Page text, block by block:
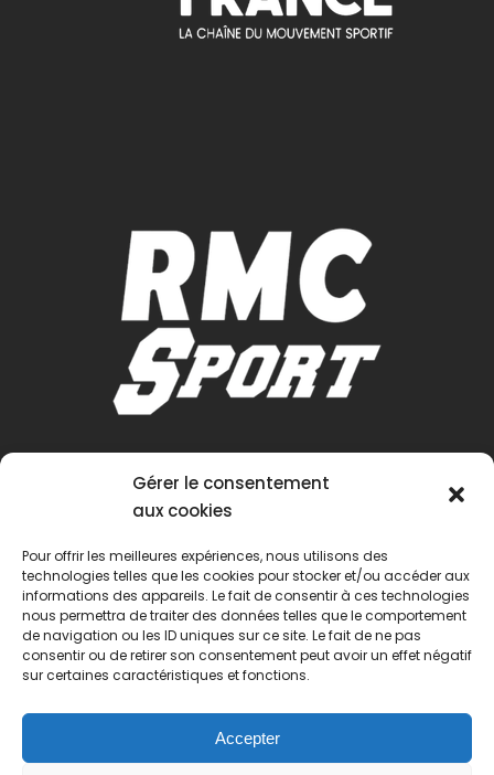
Gérer le consentement
aux cookies
Pour offrir les meilleures expériences, nous utilisons des
technologies telles que les cookies pour stocker et/ou accéder aux
informations des appareils. Le fait de consentir à ces technologies
nous permettra de traiter des données telles que le comportement
de navigation ou les ID uniques sur ce site. Le fait de ne pas
consentir ou de retirer son consentement peut avoir un effet négatif
sur certaines caractéristiques et fonctions.
Accepter